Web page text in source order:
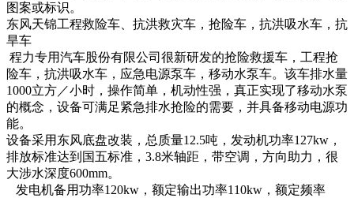
图案或标识。
东风天锦工程救险车、抗洪救灾车，抢险车，抗洪吸水车，抗
旱车
程力专用汽车股份有限公司很新研发的抢险救援车，工程抢
险车，抗洪吸水车，应急电源泵车，移动水泵车。该车排水量
1000立方／小时，操作简单，机动性强，真正实现了移动水泵
的概念，设备可满足紧急排水抢险的需要，并具备移动电源功
能。
设备采用东风底盘改装，总质量12.5吨，发动机功率127kw，
排放标准达到国五标准，3.8米轴距，带空调，方向助力，很
大涉水深度600mm。
发电机备用功率120kw，额定输出功率110kw，额定频率